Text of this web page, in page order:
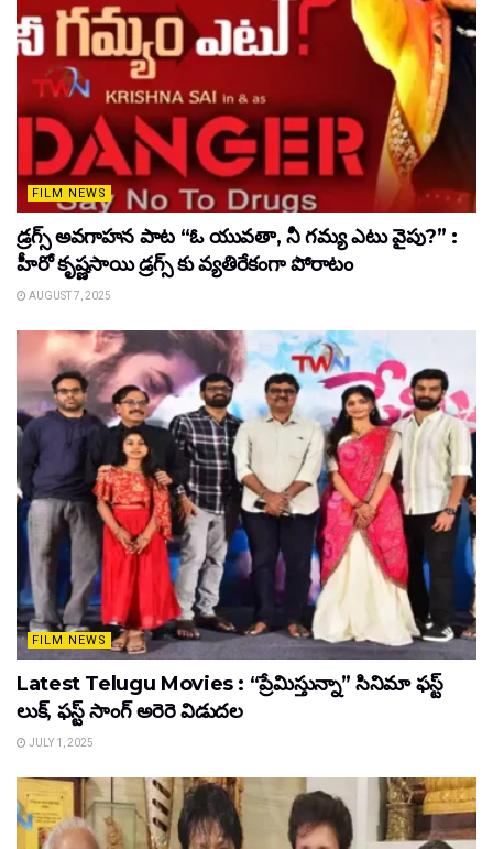
FILM NEWS
డ్రగ్స్ అవగాహన పాట “ఓ యువతా, నీ గమ్య ఎటు వైపు?” :
హీరో కృష్ణసాయి డ్రగ్స్ కు వ్యతిరేకంగా పోరాటం
AUGUST 7, 2025
FILM NEWS
Latest Telugu Movies : “ప్రేమిస్తున్నా” సినిమా ఫస్ట్
లుక్, ఫస్ట్ సాంగ్ అరెరె విడుదల
JULY 1, 2025